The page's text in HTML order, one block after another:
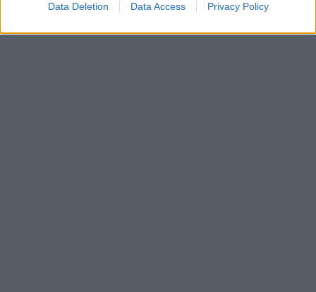
Data Deletion Data Access Privacy Policy